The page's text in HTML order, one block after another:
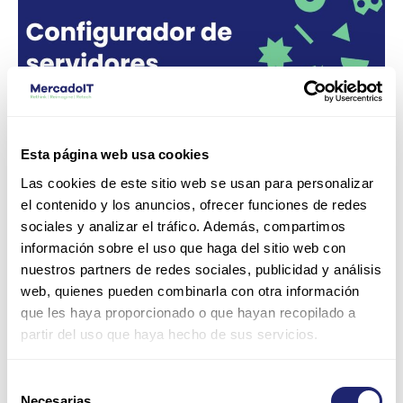
Esta página web usa cookies
Las cookies de este sitio web se usan para personalizar
el contenido y los anuncios, ofrecer funciones de redes
sociales y analizar el tráfico. Además, compartimos
información sobre el uso que haga del sitio web con
nuestros partners de redes sociales, publicidad y análisis
web, quienes pueden combinarla con otra información
que les haya proporcionado o que hayan recopilado a
partir del uso que haya hecho de sus servicios.
Configurador de servidores –
Make your own server
Deja un comentario/ Noticias it/MercadoIT
Crea tu servidor de empresa a medida en solo unos
clics. Nuestro configurador de servidores es completo y
Make
own
server